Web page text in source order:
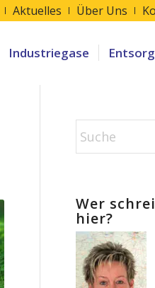
Aktuelles Über Uns
Industriegase
Wer
hier?